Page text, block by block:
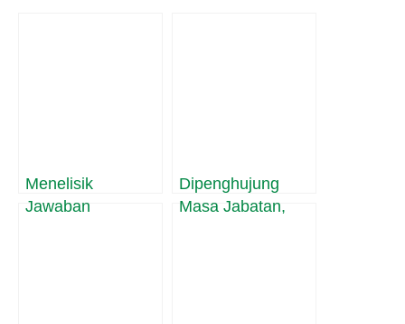
Menelisik
Jawaban
Dipenghujung
Masa Jabatan,